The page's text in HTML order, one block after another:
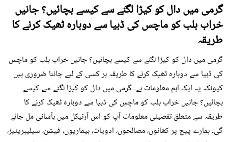
گرمی میں دال کو کیڑا لگنے سے کیسے بچائیں؟ جانیں
خراب بلب کو ماچس کی ڈبیا سے دوبارہ ٹھیک کرنے کا
طریقہ
گرمی میں دال کو کیڑا لگنے سے کیسے بچائیں؟ جانیں خراب بلب کو ماچس
کی ڈبیا سے دوبارہ ٹھیک کرنے کا طریقہ ہر کسی کے لیے جاننا ضروری ہیں
کیونکہ یہ ایک اہم معلومات ہے۔ گرمی میں دال کو کیڑا لگنے سے کیسے
بچائیں؟ جانیں خراب بلب کو ماچس کی ڈبیا سے دوبارہ ٹھیک کرنے کا
طریقہ سے متعلق تفصیلی معلومات آپ کو اس آرٹیکل میں بآسانی مل جائے
گی۔ ہمارے پیج پر کھانوں، مصالحوں، ادویات، بیماریوں، فیشن، سیلیبریٹیز،